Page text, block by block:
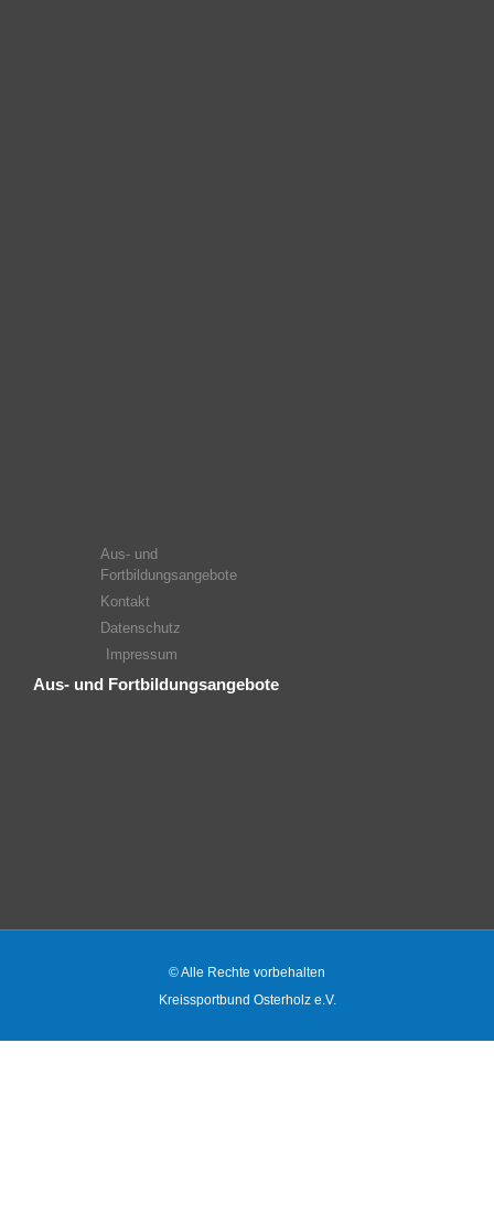
Aus- und
Fortbildungsangebote
Kontakt
Datenschutz
Impressum
Aus- und Fortbildungsangebote
© Alle Rechte vorbehalten
Kreissportbund Osterholz e.V.